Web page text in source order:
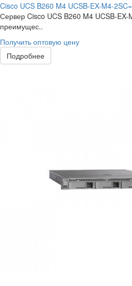
Cisco UCS B260 M4 UCSB-EX-M4-2SC=
Сервер Cisco UCS B260 M4 UCSB-EX-
преимущес..
Получить оптовую цену
Подробнее